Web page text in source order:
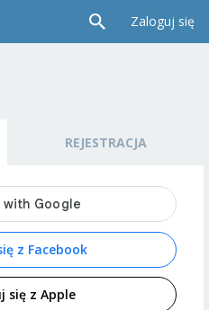
Zaloguj się
REJESTRACJA
z Facebook
się z Apple